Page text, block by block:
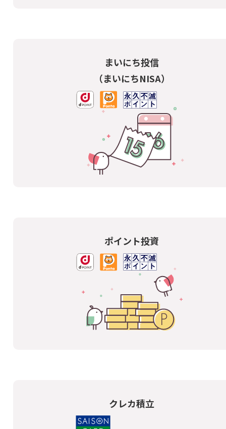
まいにち投信
（まいにちNISA）
ポイント投資
クレカ積立